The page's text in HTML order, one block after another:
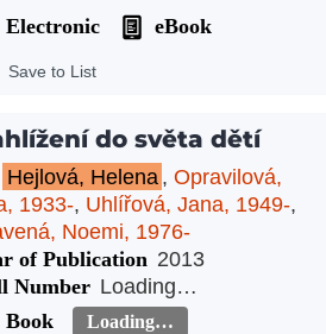
Electronic
eBook
Save to List
do světa dětí
Hejlová, Helena ,Opravilová,
1933-, Uhlířová, Jana, 1949-,
Noemi, 1976-
of Publication 2013
Number Loading…
Book
Loading…